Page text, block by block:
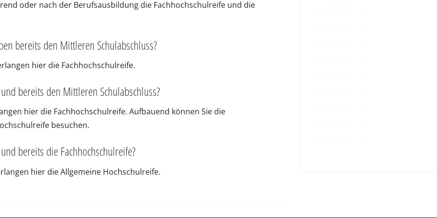
oder nach der Berufsausbildung die Fachhochschulreife und die
bereits den Mittleren Schulabschluss?
hier die Fachhochschulreife.
bereits den Mittleren Schulabschluss?
hier die Fachhochschulreife. Aufbauend können Sie die
besuchen.
bereits die Fachhochschulreife?
hier die Allgemeine Hochschulreife.